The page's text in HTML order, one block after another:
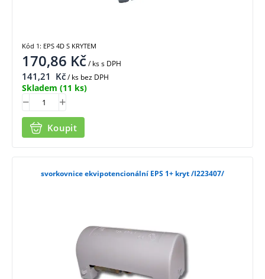
170,86 Kč/ kss DPH
141,21 Kč/ ks bez DPH
Skladem (11 ks)
Koupit
Kód 1: EPS 4D S KRYTEM
svorkovnice ekvipotencionální EPS 1+ kryt /I223407/